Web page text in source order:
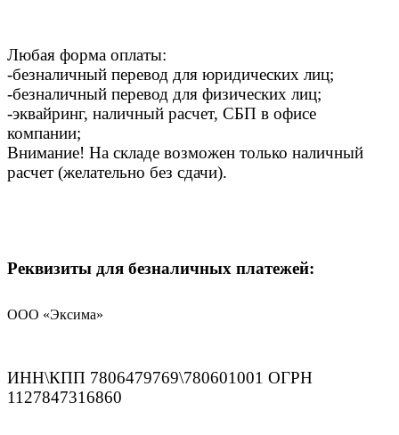
Любая форма оплаты:
-безналичный перевод для юридических лиц;
-безналичный перевод для физических лиц;
-эквайринг, наличный расчет, СБП в офисе
компании;
Внимание! На складе возможен только наличный
расчет (желательно без сдачи).
Реквизиты для безналичных платежей:
ООО «Эксима»
ИНН\КПП 7806479769\780601001 ОГРН
1127847316860